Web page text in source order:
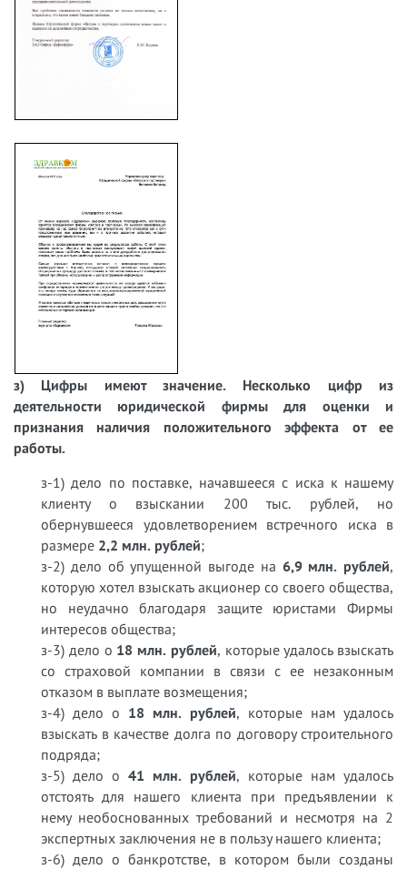
з) Цифры имеют значение. Несколько цифр из
деятельности юридической фирмы для оценки и
признания наличия положительного эффекта от ее
работы.
з-1) дело по поставке, начавшееся с иска к нашему
клиенту о взыскании 200 тыс. рублей, но
обернувшееся удовлетворением встречного иска в
размере 2,2 млн. рублей;
з-2) дело об упущенной выгоде на 6,9 млн. рублей,
которую хотел взыскать акционер со своего общества,
но неудачно благодаря защите юристами Фирмы
интересов общества;
з-3) дело о 18 млн. рублей, которые удалось взыскать
со страховой компании в связи с ее незаконным
отказом в выплате возмещения;
з-4) дело о 18 млн. рублей, которые нам удалось
взыскать в качестве долга по договору строительного
подряда;
з-5) дело о 41 млн. рублей, которые нам удалось
отстоять для нашего клиента при предъявлении к
нему необоснованных требований и несмотря на 2
экспертных заключения не в пользу нашего клиента;
з-6) дело о банкротстве, в котором были созданы